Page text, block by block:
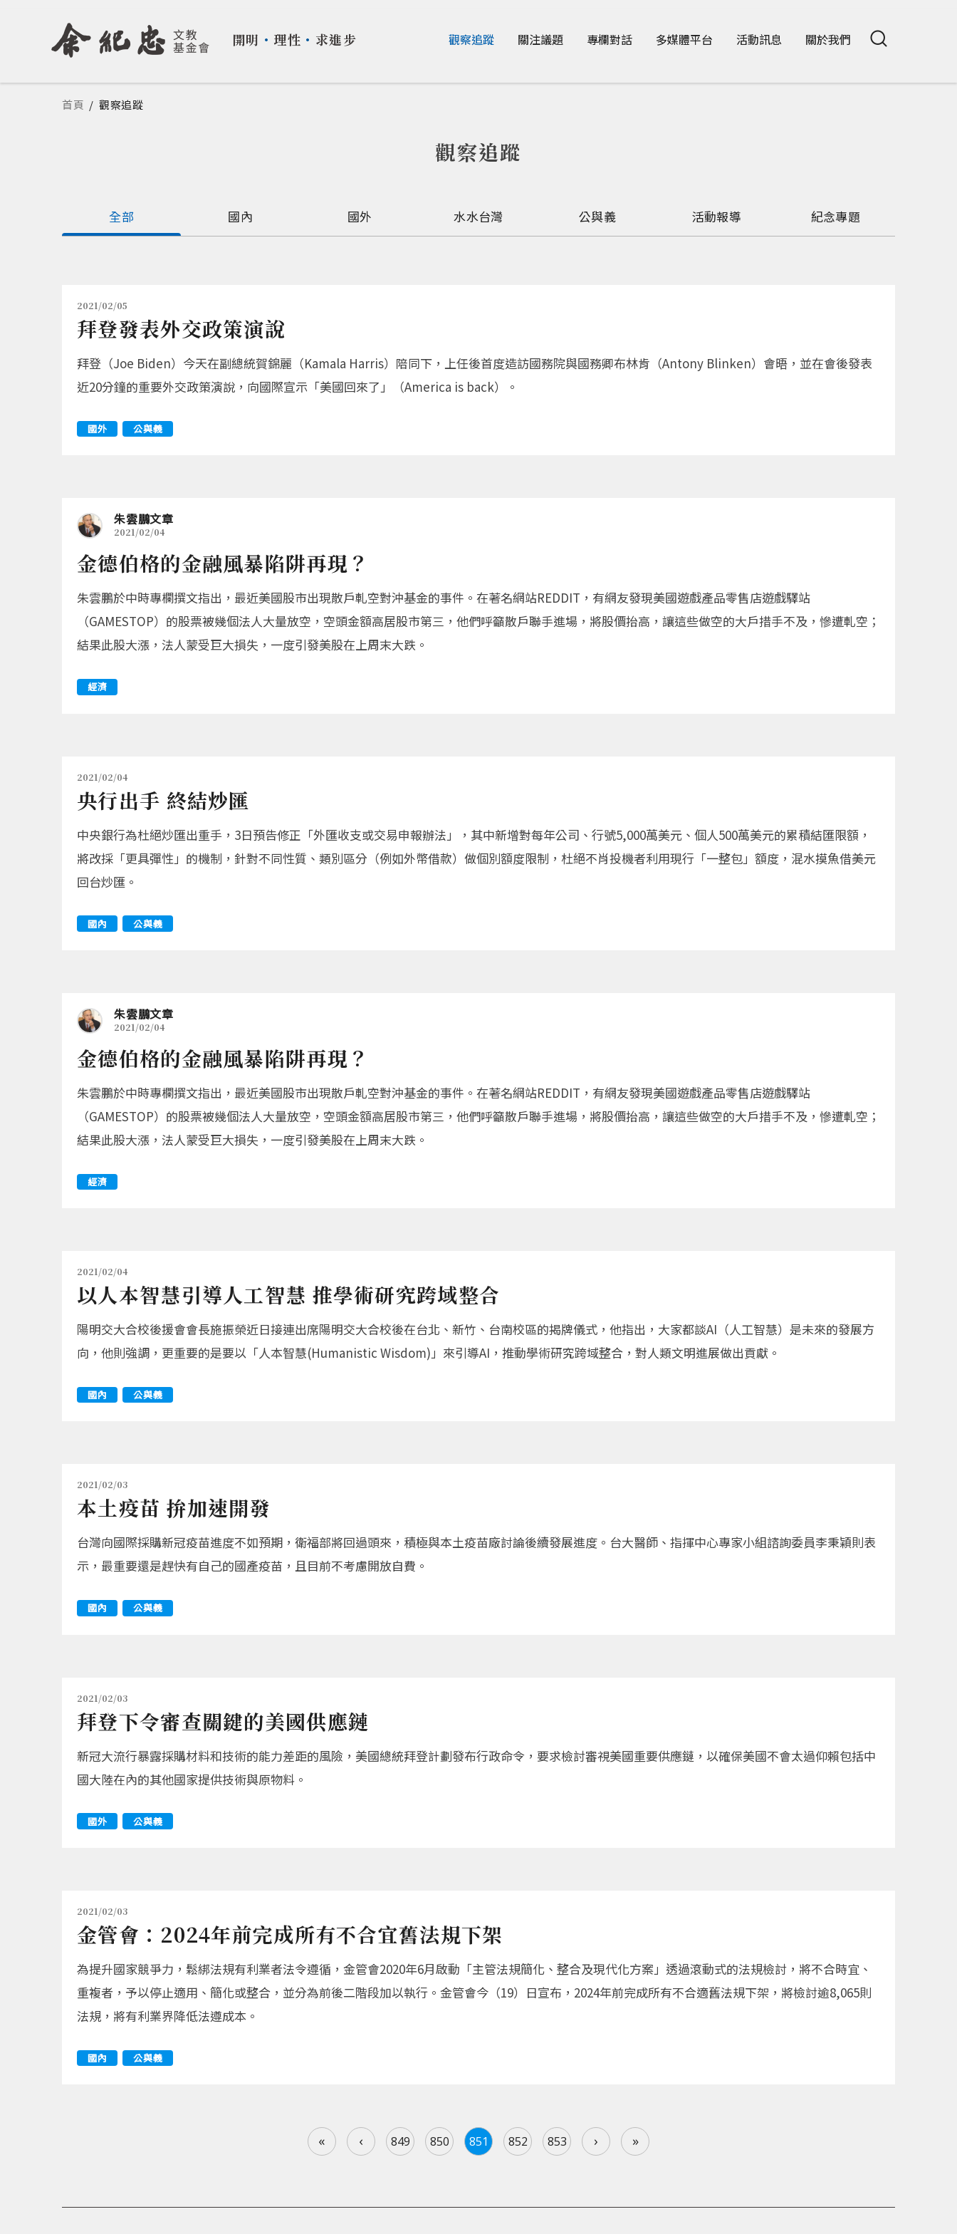
開明 ・ 理性 ・ 求進步 觀察追蹤 關注議題 專欄對話 多媒體平台 活動訊息 關於我們
您在這裡
首頁 / 觀察追蹤
觀察追蹤
全部 國內 國外 水水台灣 公與義 活動報導 紀念專題
2021/02/05
拜登發表外交政策演說
拜登（Joe Biden）今天在副總統賀錦麗（Kamala Harris）陪同下，上任後首度造訪國務院與國務卿布林肯（Antony Blinken）會晤，並在會後發表
近20分鐘的重要外交政策演說，向國際宣示「美國回來了」（America is back）。
國外 公與義
朱雲鵬文章
2021/02/04
金德伯格的金融風暴陷阱再現？
朱雲鵬於中時專欄撰文指出，最近美國股市出現散戶軋空對沖基金的事件。在著名網站REDDIT，有網友發現美國遊戲產品零售店遊戲驛站
（GAMESTOP）的股票被幾個法人大量放空，空頭金額高居股市第三，他們呼籲散戶聯手進場，將股價抬高，讓這些做空的大戶措手不及，慘遭軋空；
結果此股大漲，法人蒙受巨大損失，一度引發美股在上周末大跌。
經濟
2021/02/04
央行出手 終結炒匯
中央銀行為杜絕炒匯出重手，3日預告修正「外匯收支或交易申報辦法」，其中新增對每年公司、行號5,000萬美元、個人500萬美元的累積結匯限額，
將改採「更具彈性」的機制，針對不同性質、類別區分（例如外幣借款）做個別額度限制，杜絕不肖投機者利用現行「一整包」額度，混水摸魚借美元
回台炒匯。
國內 公與義
朱雲鵬文章
2021/02/04
金德伯格的金融風暴陷阱再現？
朱雲鵬於中時專欄撰文指出，最近美國股市出現散戶軋空對沖基金的事件。在著名網站REDDIT，有網友發現美國遊戲產品零售店遊戲驛站
（GAMESTOP）的股票被幾個法人大量放空，空頭金額高居股市第三，他們呼籲散戶聯手進場，將股價抬高，讓這些做空的大戶措手不及，慘遭軋空；
結果此股大漲，法人蒙受巨大損失，一度引發美股在上周末大跌。
經濟
2021/02/04
以人本智慧引導人工智慧 推學術研究跨域整合
陽明交大合校後援會會長施振榮近日接連出席陽明交大合校後在台北、新竹、台南校區的揭牌儀式，他指出，大家都談AI（人工智慧）是未來的發展方
向，他則強調，更重要的是要以「人本智慧(Humanistic Wisdom)」來引導AI，推動學術研究跨域整合，對人類文明進展做出貢獻。
國內 公與義
2021/02/03
本土疫苗 拚加速開發
台灣向國際採購新冠疫苗進度不如預期，衛福部將回過頭來，積極與本土疫苗廠討論後續發展進度。台大醫師、指揮中心專家小組諮詢委員李秉穎則表
示，最重要還是趕快有自己的國產疫苗，且目前不考慮開放自費。
國內 公與義
2021/02/03
拜登下令審查關鍵的美國供應鏈
新冠大流行暴露採購材料和技術的能力差距的風險，美國總統拜登計劃發布行政命令，要求檢討審視美國重要供應鏈，以確保美國不會太過仰賴包括中
國大陸在內的其他國家提供技術與原物料。
國外 公與義
2021/02/03
金管會：2024年前完成所有不合宜舊法規下架
為提升國家競爭力，鬆綁法規有利業者法令遵循，金管會2020年6月啟動「主管法規簡化、整合及現代化方案」透過滾動式的法規檢討，將不合時宜、
重複者，予以停止適用、簡化或整合，並分為前後二階段加以執行。金管會今（19）日宣布，2024年前完成所有不合適舊法規下架，將檢討逾8,065則
法規，將有利業界降低法遵成本。
國內 公與義
« ‹ 849 850 851 852 853 › »